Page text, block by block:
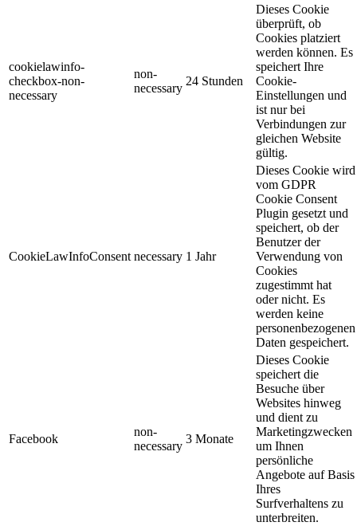
cookielawinfo-
checkbox-non-
necessary
non-
necessary
24 Stunden
Dieses Cookie
überprüft, ob
Cookies platziert
werden können. Es
speichert Ihre
Cookie-
Einstellungen und
ist nur bei
Verbindungen zur
gleichen Website
gültig.
CookieLawInfoConsent necessary 1 Jahr
Dieses Cookie wird
vom GDPR
Cookie Consent
Plugin gesetzt und
speichert, ob der
Benutzer der
Verwendung von
Cookies
zugestimmt hat
oder nicht. Es
werden keine
personenbezogenen
Daten gespeichert.
Facebook
non-
necessary
3 Monate
Dieses Cookie
speichert die
Besuche über
Websites hinweg
und dient zu
Marketingzwecken
um Ihnen
persönliche
Angebote auf Basis
Ihres
Surfverhaltens zu
unterbreiten.